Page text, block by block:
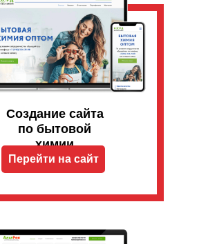
Создание сайта
по бытовой
химии
Перейти на сайт